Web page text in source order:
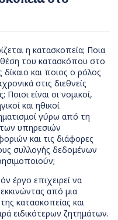
η κατασκοπεία; Ποια
θέση του κατασκόπου στο
δίκαιο και ποιος ο ρόλος
στις διεθνείς
Ποιοι είναι οι νομικοί,
και ηθικοί
γύρω από τη
υπηρεσιών
και τις διάφορες
συλλογής δεδομένων
έργο επιχειρεί να
από μια
κατασκοπείας και
ειδικότερων ζητημάτων.